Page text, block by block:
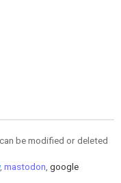
be modified or deleted
, mastodon google